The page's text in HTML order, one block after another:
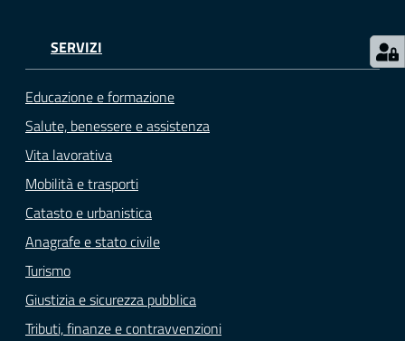
SERVIZI
Educazione e formazione
Salute, benessere e assistenza
Vita lavorativa
Mobilità e trasporti
Catasto e urbanistica
Anagrafe e stato civile
Turismo
Giustizia e sicurezza pubblica
Tributi, finanze e contravvenzioni